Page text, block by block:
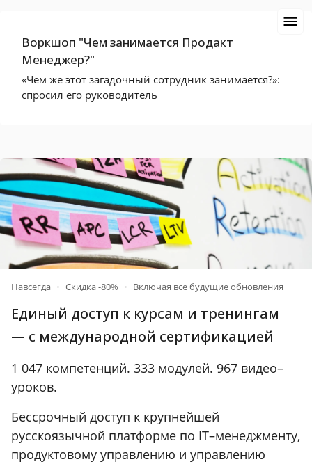
Воркшоп "Чем занимается Продакт
Менеджер?"
«Чем же этот загадочный сотрудник занимается?»:
спросил его руководитель
Навсегда • Скидка -80% • Включая все будущие обновления
Единый доступ к курсам и тренингам
— c международной сертификацией
1 047 компетенций. 333 модулей. 967 видео–
уроков.
Бессрочный доступ к крупнейшей
русскоязычной платформе по IT–менеджменту,
продуктовому управлению и управлению